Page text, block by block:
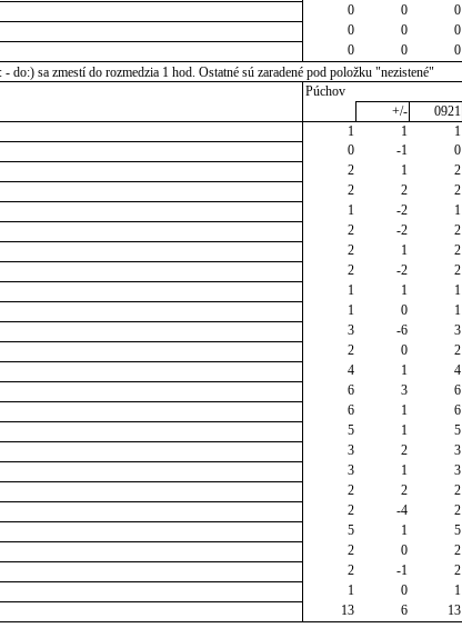
0 0 0
0 0 0
0 0 0
sa zmestí do rozmedzia 1 hod. Ostatné sú zaradené pod položku "nezistené"
Púchov
+/-
0921
1 1 1
0 -1 0
2 1 2
2 2 2
1 -2 1
2 -2 2
2 1 2
2 -2 2
1 1 1
1 0 1
3 -6 3
2 0 2
4 1 4
6 3 6
6 1 6
5 1 5
3 2 3
3 1 3
2 2 2
2 -4 2
5 1 5
2 0 2
2 -1 2
1 0 1
13 6 13